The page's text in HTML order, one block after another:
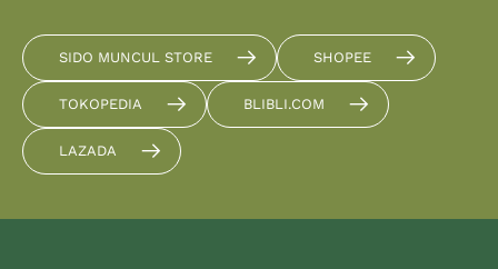
SIDO MUNCUL STORE SHOPEE
TOKOPEDIA BLIBLI.COM
LAZADA